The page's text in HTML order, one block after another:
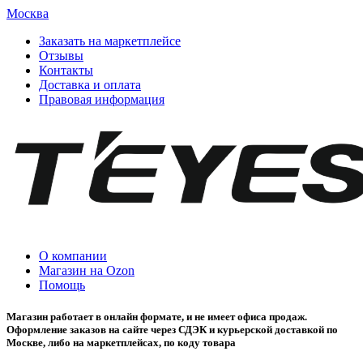
Москва
Заказать на маркетплейсе
Отзывы
Контакты
Доставка и оплата
Правовая информация
О компании
Магазин на Ozon
Помощь
Магазин работает в онлайн формате, и не имеет офиса продаж.
Оформление заказов на сайте через СДЭК и курьерской доставкой по
Москве, либо на маркетплейсах, по коду товара